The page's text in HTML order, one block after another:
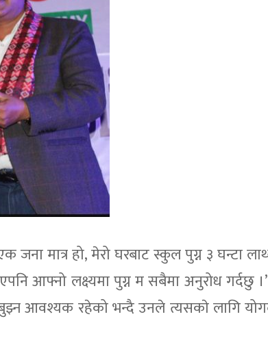
मात्र हो, मेरो घरबाट स्कुल पुग्न ३ घन्टा
आफ्नो लक्ष्यमा पुग्न म सबैमा अनुरोध गर्दछु
आवश्यक रहेको भन्दै उनले त्यसकाे लागि